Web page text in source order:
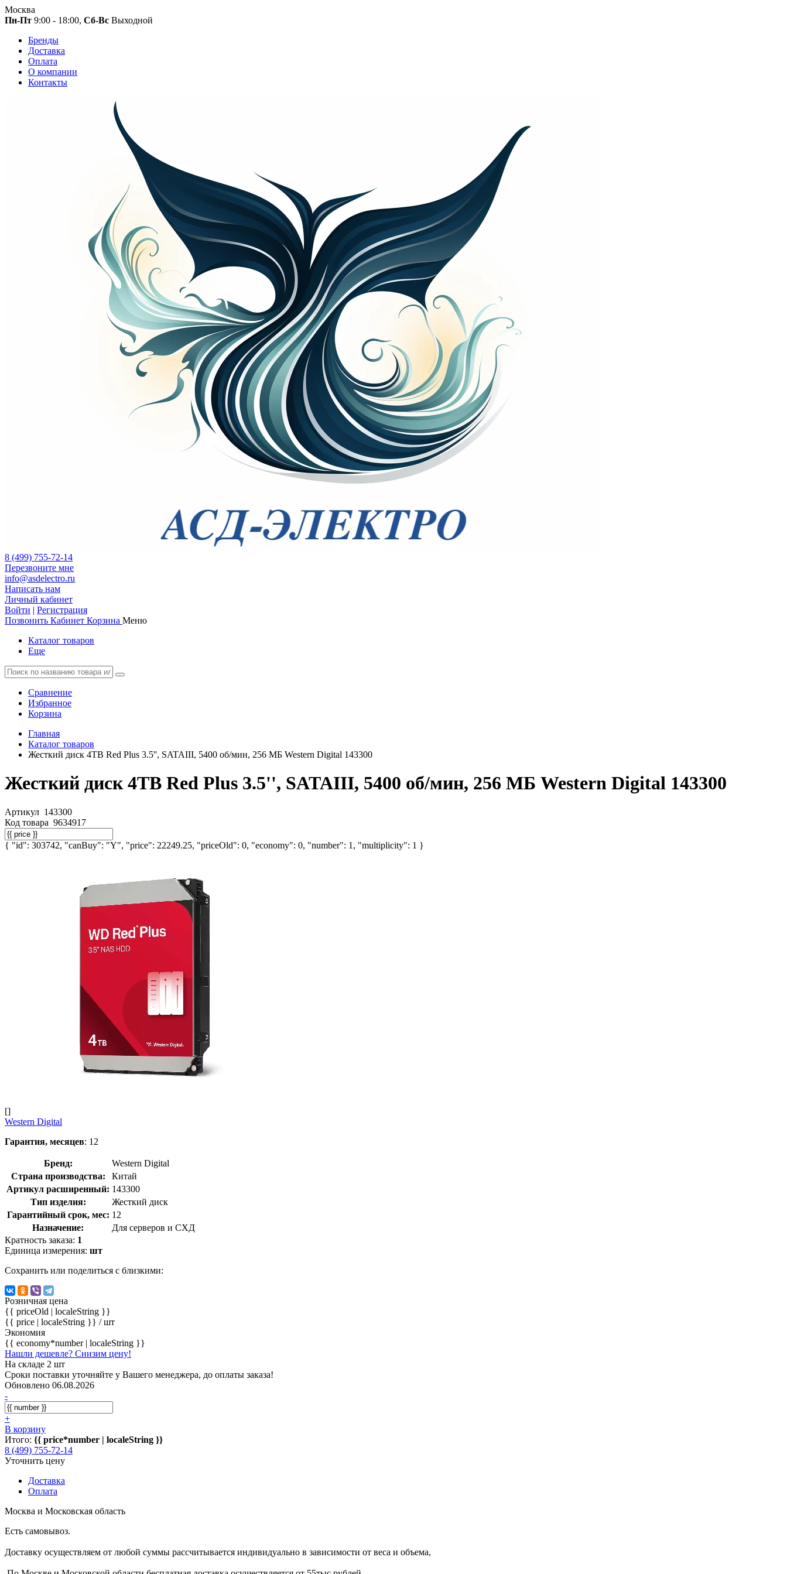
Москва
Пн-Пт 9:00 - 18:00, Сб-Вс Выходной
Бренды
Доставка
Оплата
О компании
Контакты
8 (499) 755-72-14
Перезвоните мне
info@asdelectro.ru
Написать нам
Личный кабинет
Войти | Регистрация
Позвонить Кабинет Корзина Меню
Каталог товаров
Еще
Сравнение
Избранное
Корзина
Главная
Каталог товаров
Жесткий диск 4TB Red Plus 3.5'', SATAIII, 5400 об/мин, 256 МБ Western Digital 143300
Жесткий диск 4TB Red Plus 3.5'', SATAIII, 5400 об/мин, 256 МБ Western Digital 143300
Артикул 143300
Код товара 9634917
{ "id": 303742, "canBuy": "Y", "price": 22249.25, "priceOld": 0, "economy": 0, "number": 1, "multiplicity": 1 }
[]
Western Digital
Гарантия, месяцев: 12
Бренд:
Western Digital
Страна производства:
Китай
Артикул расширенный: 143300
Тип изделия:
Жесткий диск
Гарантийный срок, мес: 12
Назначение:
Для серверов и СХД
Кратность заказа: 1
Единица измерения: шт
Сохранить или поделиться с близкими:
Розничная цена
{{ priceOld | localeString }}
{{ price | localeString }} / шт
Экономия
{{ economy*number | localeString }}
Нашли дешевле? Снизим цену!
На складе 2 шт
Сроки поставки уточняйте у Вашего менеджера, до оплаты заказа!
Обновлено 06.08.2026
-
+
В корзину
Итого: {{ price*number | localeString }}
8 (499) 755-72-14
Уточнить цену
Доставка
Оплата
Москва и Московская область
Есть самовывоз.
Доставку осуществляем от любой суммы рассчитывается индивидуально в зависимости от веса и объема,